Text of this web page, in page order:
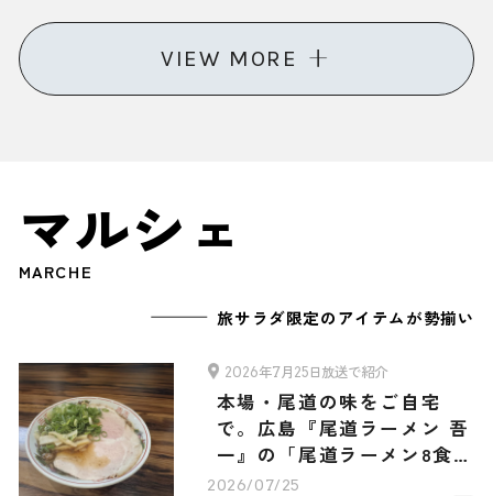
VIEW MORE
マルシェ
MARCHE
旅サラダ限定のアイテムが勢揃い
2026年7月25日放送で紹介
本場・尾道の味をご自宅
で。広島『尾道ラーメン 吾
一』の「尾道ラーメン8食セ
ット」
2026/07/25